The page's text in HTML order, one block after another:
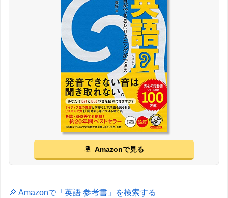
Amazonで見る
🔎 Amazonで「英語 参考書」を検索する